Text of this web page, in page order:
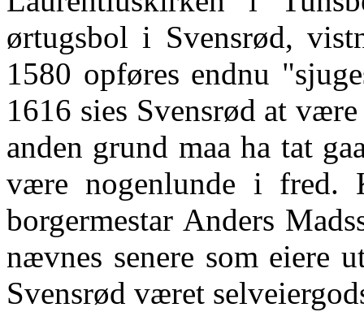
ørtugsbol i Svensrød,
1580 opføres endnu
1616 sies Svensrød at
anden grund maa ha tat
være nogenlunde i fred.
borgermestar Anders
nævnes senere som eiere
Svensrød været